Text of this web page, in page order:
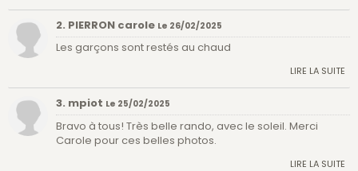
2. PIERRON carole Le 26/02/2025
Les garçons sont restés au chaud
LIRE LA SUITE
3. mpiot Le 25/02/2025
Bravo à tous! Très belle rando, avec le soleil. Merci
Carole pour ces belles photos.
LIRE LA SUITE